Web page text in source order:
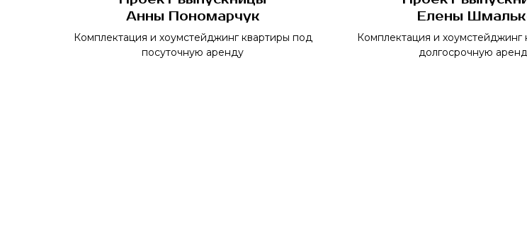
Анны Пономарчук
Комплектация и хоумстейджинг квартиры под
посуточную аренду
Елены
Комплектация и хоумстейджинг
долгосрочную